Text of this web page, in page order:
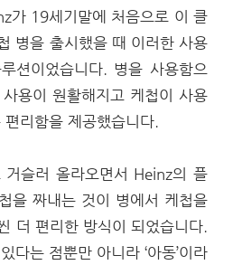
가 19세기말에 처음으로 이 클
병을 출시했을 때 이러한 사용
션이었습니다. 병을 사용함으
용이 원활해지고 케첩이 사용
리함을 제공했습니다.
슬러 올라오면서 Heinz의 플
을 짜내는 것이 병에서 케첩을
더 편리한 방식이 되었습니다.
다는 점뿐만 아니라 ‘아동’이라